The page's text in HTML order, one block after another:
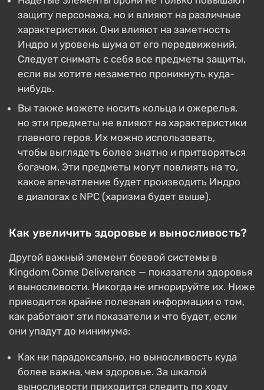
защиту персонажа, но и влияют на различные
характеристики. Они влияют на заметность
Индро и уровень шума от его передвижений.
Следует снимать с себя все предметы защиты,
если вы хотите незаметно проникнуть куда-
нибудь.
Вы также можете носить кольца и ожерелья,
но эти предметы не влияют на характеристики
главного героя. Их можно использовать,
чтобы выглядеть более знатно и притворяться
богачом. Эти предметы могут повлиять на то,
какое впечатление будет производить Индро
в диалогах с NPC (харизма будет выше).
Как увеличить здоровье и выносливость?
Другой важный элемент боевой системы в
Kingdom Come Deliverance — показатели здоровья
и выносливости. Никогда не игнорируйте их. Ниже
приводится крайне полезная информации о том,
как работают эти показатели и что будет, если
они упадут до минимума:
Как ни парадоксально, но выносливость куда
более важна, чем здоровье. За шкалой
выносливости приходится следить по ходу